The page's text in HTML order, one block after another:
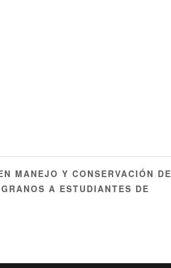
MANEJO Y CONSERVACIÓN DE
A ESTUDIANTES DE